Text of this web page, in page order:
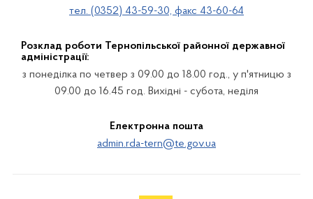
тел. (0352) 43-59-30, факс 43-60-64
Розклад роботи Тернопільської районної державної
адміністрації:
з понеділка по четвер з 09.00 до 18.00 год., у п'ятницю з
09.00 до 16.45 год. Вихідні - субота, неділя
Електронна пошта
admin.rda-tern@te.gov.ua